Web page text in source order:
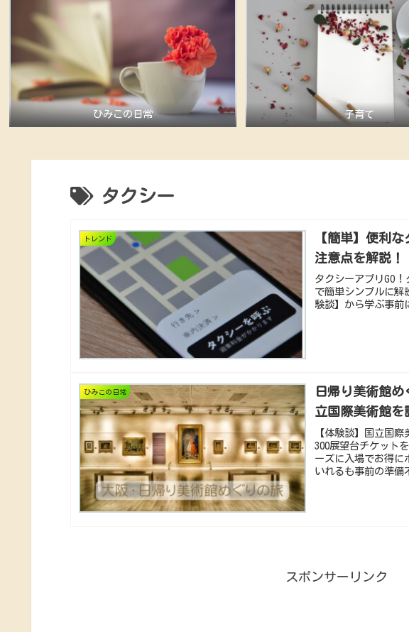
ひみこの日常 子育て
タクシー
トレンド
【簡単】便利
注意点を解説！
タクシーアプリGO
で簡単シンプルに解
験談】から学ぶ事前
ひみこの日常
日帰り美術館
立国際美術館
【体験談】国立国
300展望台チケット
ーズに入場でお得に
いれるも事前の準
スポンサーリンク